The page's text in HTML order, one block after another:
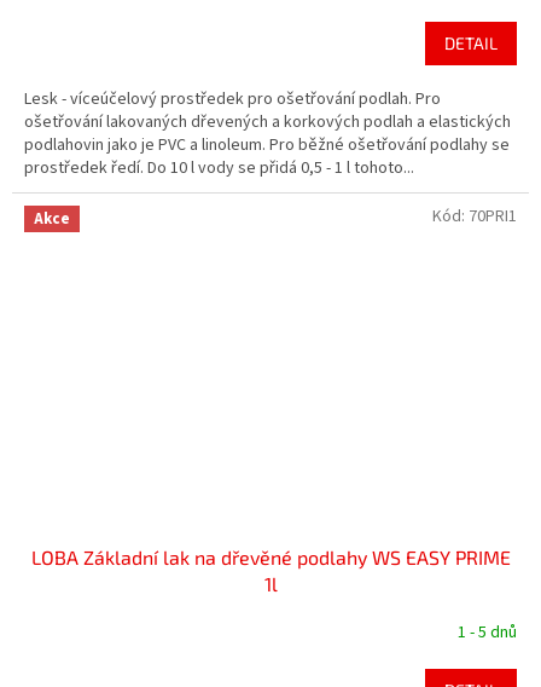
DETAIL
Lesk - víceúčelový prostředek pro ošetřování podlah. Pro
ošetřování lakovaných dřevených a korkových podlah a elastických
podlahovin jako je PVC a linoleum. Pro běžné ošetřování podlahy se
prostředek ředí. Do 10 l vody se přidá 0,5 - 1 l tohoto...
Akce
LOBA Základní lak na dřevěné podlahy WS EASY PRIME
1l
1 - 5 dnů
Kód: 70PRI1